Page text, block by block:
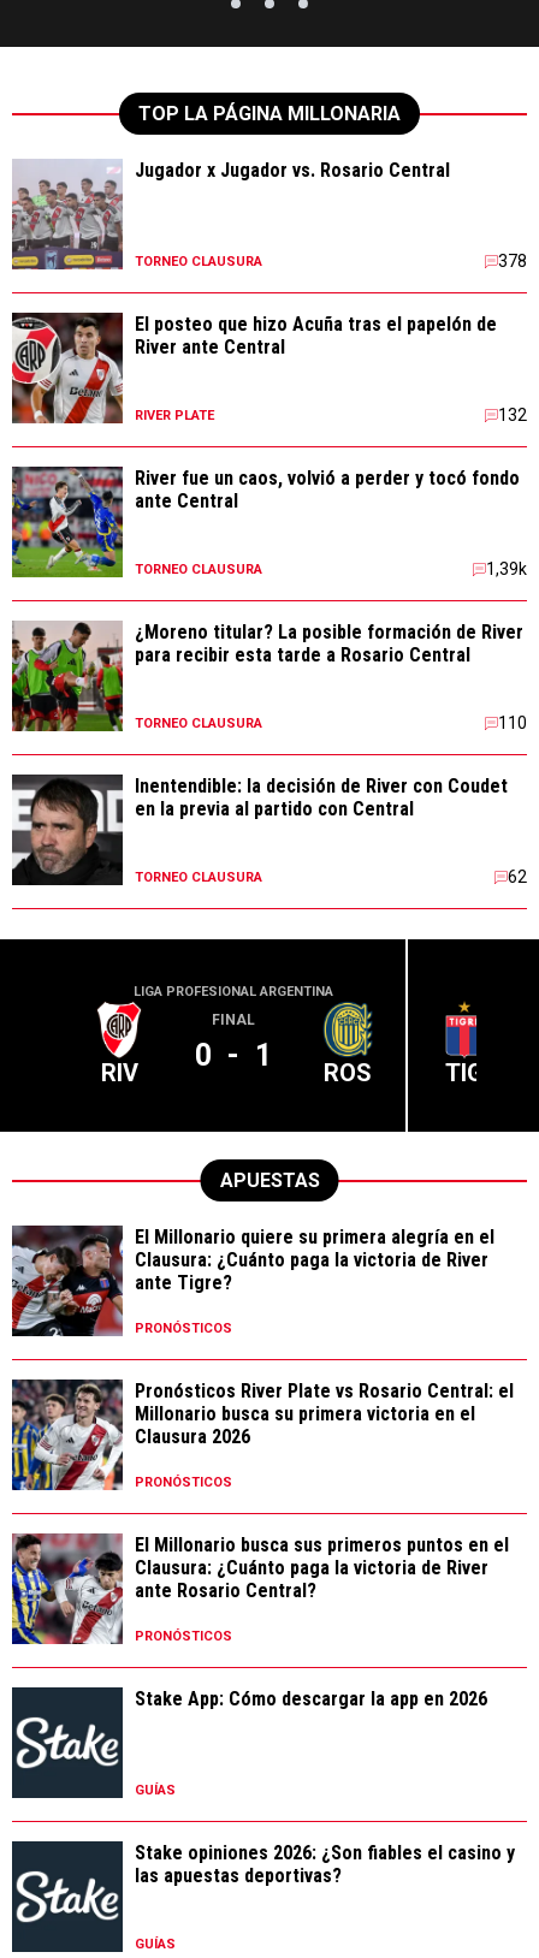
TOP LA PÁGINA MILLONARIA
Jugador x Jugador vs. Rosario Central
TORNEO CLAUSURA 378
El posteo que hizo Acuña tras el papelón de
River ante Central
RIVER PLATE 132
River fue un caos, volvió a perder y tocó fondo
ante Central
TORNEO CLAUSURA 1,39k
¿Moreno titular? La posible formación de River
para recibir esta tarde a Rosario Central
TORNEO CLAUSURA 110
Inentendible: la decisión de River con Coudet
en la previa al partido con Central
TORNEO CLAUSURA 62
LIGA PROFESIONAL ARGENTINA
RIV
FINAL
0 - 1 ROS TIG
APUESTAS
El Millonario quiere su primera alegría en el
Clausura: ¿Cuánto paga la victoria de River
ante Tigre?
PRONÓSTICOS
Pronósticos River Plate vs Rosario Central: el
Millonario busca su primera victoria en el
Clausura 2026
PRONÓSTICOS
El Millonario busca sus primeros puntos en el
Clausura: ¿Cuánto paga la victoria de River
ante Rosario Central?
PRONÓSTICOS
Stake App: Cómo descargar la app en 2026
GUÍAS
Stake opiniones 2026: ¿Son fiables el casino y
las apuestas deportivas?
GUÍAS